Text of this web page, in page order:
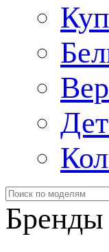
Бренды